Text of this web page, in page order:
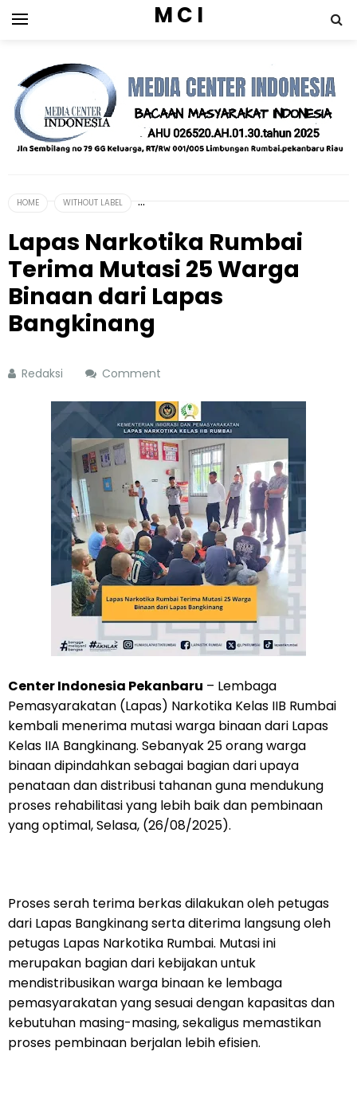
M C I
HOME WITHOUT LABEL
Lapas Narkotika Rumbai
Terima Mutasi 25 Warga
Binaan dari Lapas
Bangkinang
Redaksi Comment
Center Indonesia Pekanbaru – Lembaga
Pemasyarakatan (Lapas) Narkotika Kelas IIB Rumbai
kembali menerima mutasi warga binaan dari Lapas
Kelas IIA Bangkinang. Sebanyak 25 orang warga
binaan dipindahkan sebagai bagian dari upaya
penataan dan distribusi tahanan guna mendukung
proses rehabilitasi yang lebih baik dan pembinaan
yang optimal, Selasa, (26/08/2025).
Proses serah terima berkas dilakukan oleh petugas
dari Lapas Bangkinang serta diterima langsung oleh
petugas Lapas Narkotika Rumbai. Mutasi ini
merupakan bagian dari kebijakan untuk
mendistribusikan warga binaan ke lembaga
pemasyarakatan yang sesuai dengan kapasitas dan
kebutuhan masing-masing, sekaligus memastikan
proses pembinaan berjalan lebih efisien.